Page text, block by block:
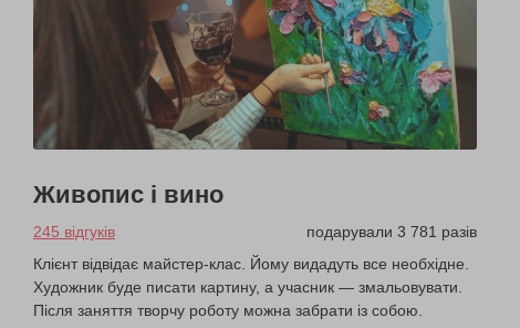
Живопис і вино
245 відгуків
подарували 3 781 разів
Клієнт відвідає майстер-клас. Йому видадуть все необхідне.
Художник буде писати картину, а учасник — змальовувати.
Після заняття творчу роботу можна забрати із собою.